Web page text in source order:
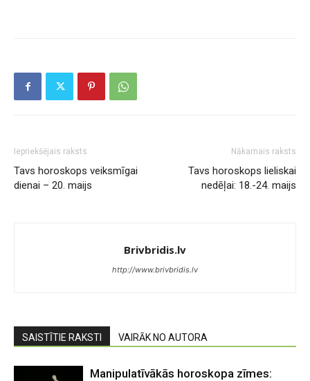
Iepriekšējais raksts
Tavs horoskops veiksmīgai
dienai – 20. maijs
Nākamais raksts
Tavs horoskops lieliskai
nedēļai: 18.-24. maijs
Brivbridis.lv
http://www.brivbridis.lv
SAISTĪTIE RAKSTI VAIRĀK NO AUTORA
Manipulatīvākās horoskopa zīmes: